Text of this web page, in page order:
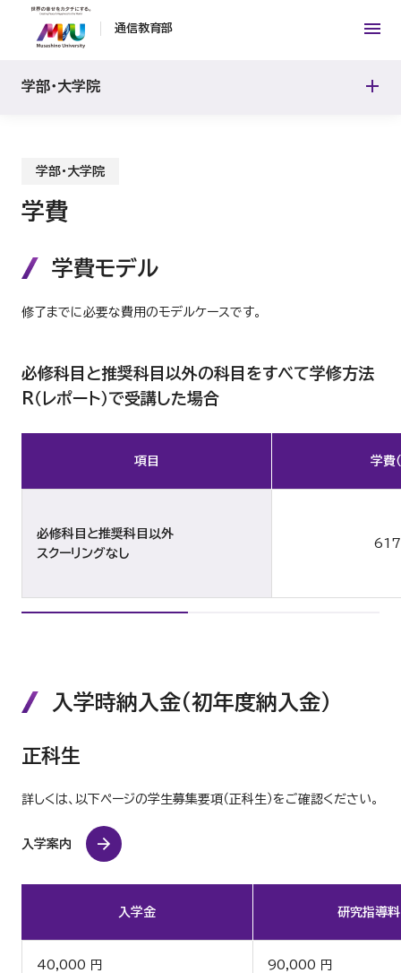
通信教育部
学部・大学院
学費
学費モデル
修了までに必要な費用のモデルケースです。
必修科目と推奨科目以外の科目をすべて学修方法
R（レポート）で受講した場合
項目 学費
必修科目と推奨科目以外
スクーリングなし
入学時納入金（初年度納入金）
正科生
詳しくは、以下ページの学生募集要項（正科生）をご確認ください。
入学案内
入学金 研究指導料
40,000 円 90,000 円
学部・大学院
幼稚園教諭一種免許状
インタビュー
教員紹介